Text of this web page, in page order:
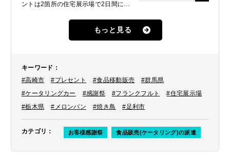
ントは2箇所の住宅展示場で2日間に渡
つかのメニューをご提供したいとのこ
とでした。見学をしつつ手軽に食べて
だきました。
もっと見る
キーワード ：
#高崎市
#プレセント #食品移動販売
#群馬県
#ケータリングカー
#感謝祭 #フランクフルト
#住宅展示場
#栃木県
#メロンパン #焼き鳥 #足利市
カテゴリ ： お客様感謝祭 食品販売(ケータリング)の派遣